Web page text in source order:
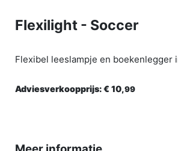
Flexilight - Soccer
Flexibel leeslampje en boekenlegger
Adviesverkoopprijs:€ 10,99